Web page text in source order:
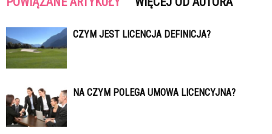
CZYM JEST LICENCJA DEFINICJA?
NA CZYM POLEGA UMOWA LICENCYJNA?